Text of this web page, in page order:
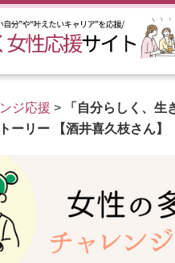
ジ応援 >
「自分らしく、
ーリー 【酒井喜久枝さん】
修